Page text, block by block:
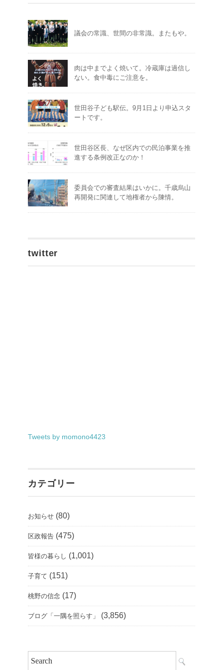
議会の常識、世間の非常識。またもや。
肉は中までよく焼いて。冷蔵庫は過信し
ない。食中毒にご注意を。
世田谷子ども駅伝。9月1日より申込スタ
ートです。
世田谷区長、なぜ区内での民泊事業を推
進する条例改正なのか！
委員会での審査結果はいかに。千歳烏山
再開発に関連して地権者から陳情。
twitter
Tweets by momono4423
カテゴリー
お知らせ (80)
区政報告 (475)
皆様の暮らし (1,001)
子育て (151)
桃野の信念 (17)
ブログ「一隅を照らす」 (3,856)